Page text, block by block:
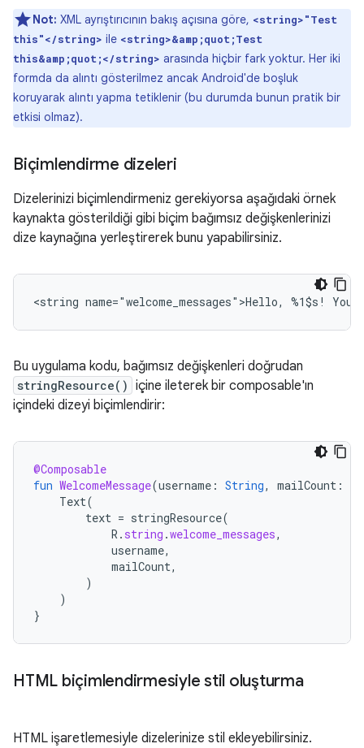
Not: XML ayrıştırıcının bakış açısına göre, <string>"Test
this"</string> ile <string>&amp;quot;Test
this&amp;quot;</string> arasında hiçbir fark yoktur. Her iki
formda da alıntı gösterilmez ancak Android'de boşluk
koruyarak alıntı yapma tetiklenir (bu durumda bunun pratik bir
etkisi olmaz).
Biçimlendirme dizeleri
Dizelerinizi biçimlendirmeniz gerekiyorsa aşağıdaki örnek
kaynakta gösterildiği gibi biçim bağımsız değişkenlerinizi
dize kaynağına yerleştirerek bunu yapabilirsiniz.
<string name="welcome_messages">Hello, %1$s! You
Bu uygulama kodu, bağımsız değişkenleri doğrudan
stringResource() içine ileterek bir composable'ın
içindeki dizeyi biçimlendirir:
@Composable
fun WelcomeMessage(username : String, mailCount :
Text(
text = stringResource(
R . string .welcome_messages,
username,
mailCount,
)
)
}
HTML biçimlendirmesiyle stil oluşturma
HTML işaretlemesiyle dizelerinize stil ekleyebilirsiniz.